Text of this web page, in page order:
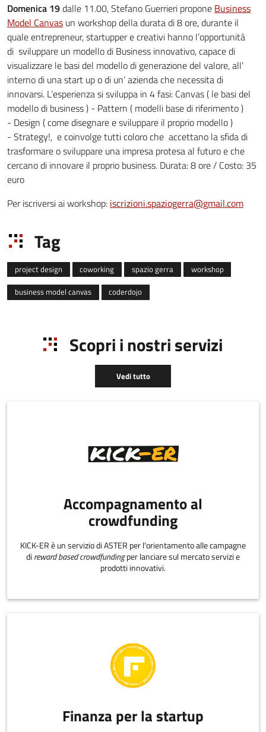
Domenica 19dalle 11.00, Stefano Guerrieri propone Business
Model Canvas un workshop della durata di 8 ore, durante il
quale entrepreneur, startupper e creativi hanno l’opportunità
di sviluppare un modello di Business innovativo, capace di
visualizzare le basi del modello di generazione del valore, all’
interno di una start up o di un’ azienda che necessita di
innovarsi. L’esperienza si sviluppa in 4 fasi: Canvas ( le basi del
modello di business ) - Pattern ( modelli base di riferimento )
- Design ( come disegnare e sviluppare il proprio modello )
- Strategy!, e coinvolge tutti coloro che accettano la sfida di
trasformare o sviluppare una impresa protesa al futuro e che
cercano di innovare il proprio business. Durata: 8 ore / Costo: 35
euro
Per iscriversi ai workshop: iscrizioni.spaziogerra@gmail.com
Tag
project design coworking spazio gerra
workshop
business model canvas
coderdojo
Scopri i nostri servizi
Vedi tutto
Accompagnamento al
crowdfunding
KICK-ER è un servizio di ASTER per l'orientamento alle campagne
di reward based crowdfundingper lanciare sul mercato servizi e
prodotti innovativi.
Finanza per la startup